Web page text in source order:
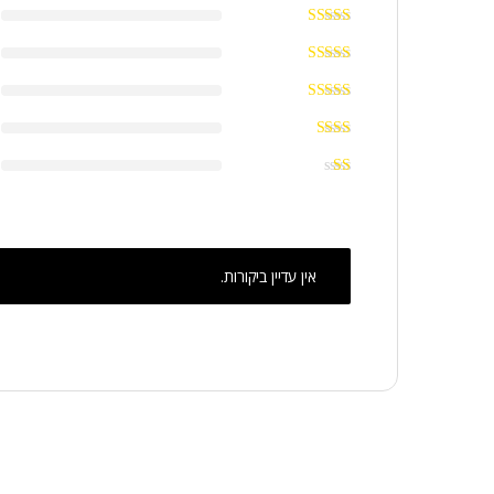
אין עדיין ביקורות.